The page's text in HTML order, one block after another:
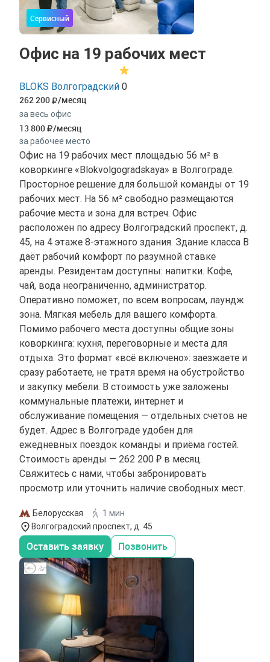
Сервисный
Офис на 19 рабочих мест
BLOKS Волгоградский 0
262 200 /месяц
за весь офис
13 800 /месяц
за рабочее место
Офис на 19 рабочих мест площадью 56 м² в
коворкинге «Blokvolgogradskaya» в Волгограде.
Просторное решение для большой команды от 19
рабочих мест. На 56 м² свободно размещаются
рабочие места и зона для встреч. Офис
расположен по адресу Волгоградский проспект, д.
45, на 4 этаже 8-этажного здания. Здание класса B
даёт рабочий комфорт по разумной ставке
аренды. Резидентам доступны: напитки. Кофе,
чай, вода неограниченно, администратор.
Оперативно поможет, по всем вопросам, лаундж
зона. Мягкая мебель для вашего комфорта.
Помимо рабочего места доступны общие зоны
коворкинга: кухня, переговорные и места для
отдыха. Это формат «всё включено»: заезжаете и
сразу работаете, не тратя время на обустройство
и закупку мебели. В стоимость уже заложены
коммунальные платежи, интернет и
обслуживание помещения — отдельных счетов не
будет. Адрес в Волгограде удобен для
ежедневных поездок команды и приёма гостей.
Стоимость аренды — 262 200 ₽ в месяц.
Свяжитесь с нами, чтобы забронировать
просмотр или уточнить наличие свободных мест.
Белорусская
1 мин
Волгоградский проспект, д. 45
Оставить заявку Позвонить